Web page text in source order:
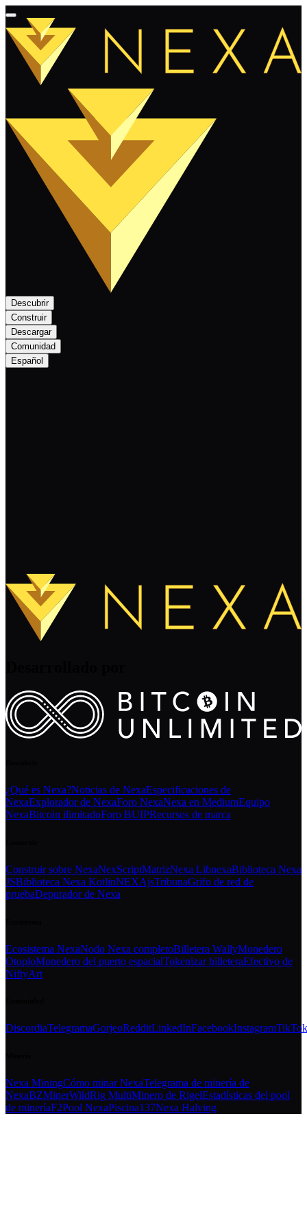
Descubrir
Construir
Descargar
Comunidad
Español
¿Qué es Nexa?Noticias de NexaEspecificaciones de
NexaExplorador de NexaForo NexaNexa en MediumEquipo
NexaBitcoin ilimitadoForo BUIPRecursos de marca
Construir sobre NexaNexScriptMatrizNexa LibnexaBiblioteca Nexa
JSBiblioteca Nexa KotlinNEXAjsTribunaGrifo de red de
pruebaDepurador de Nexa
Ecosistema NexaNodo Nexa completoBilletera WallyMonedero
OtoploMonedero del puerto espacialTokenizar billeteraEfectivo de
NiftyArt
DiscordiaTelegramaGorjeoRedditLinkedInFacebookInstagramTikTok
Nexa MiningCómo minar NexaTelegrama de minería de
NexaBZMinerWildRig MultiMinero de RigelEstadísticas del pool
de mineríaF2Pool NexaPiscina137Nexa Halving